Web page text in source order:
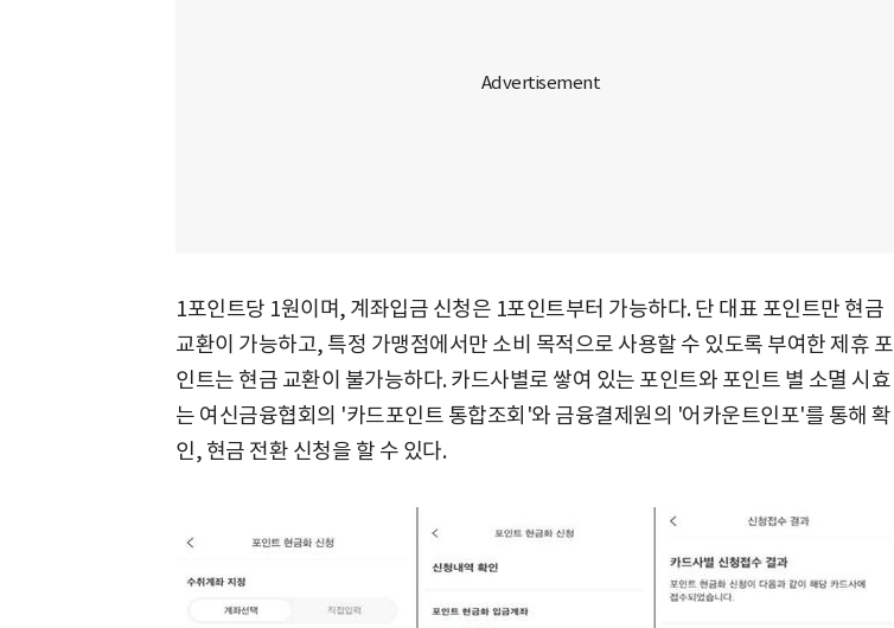
1포인트당 1원이며, 계좌입금 신청은 1포인트부터 가능하다. 단 대표 포인트만 현금
교환이 가능하고, 특정 가맹점에서만 소비 목적으로 사용할 수 있도록 부여한 제휴 포
인트는 현금 교환이 불가능하다. 카드사별로 쌓여 있는 포인트와 포인트 별 소멸 시효
는 여신금융협회의 '카드포인트 통합조회'와 금융결제원의 '어카운트인포'를 통해 확
인, 현금 전환 신청을 할 수 있다.